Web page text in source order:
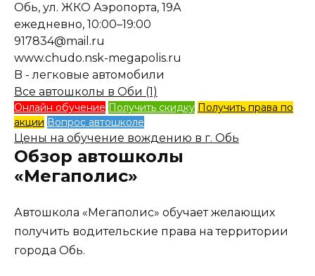
Обь, ул. ЖКО Аэропорта, 19А
ежедневно, 10:00–19:00
917834@mail.ru
www.chudo.nsk-megapolis.ru
B - легковые автомобили
Все автошколы в Оби (1)
Онлайн обучение Получить скидку Получить права по
акции Вопрос автошколе
Цены на обучение вождению в г. Обь
Обзор автошколы
«Мегаполис»
Автошкола «Мегаполис» обучает желающих
получить водительские права на территории
города Обь.